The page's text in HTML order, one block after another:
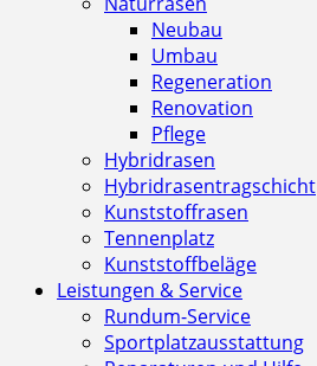
Neubau
Umbau
Regeneration
Renovation
Pflege
Hybridrasen
Hybridrasentragschicht
Kunststoffrasen
Tennenplatz
Kunststoffbeläge
Leistungen & Service
Rundum-Service
Sportplatzausstattung